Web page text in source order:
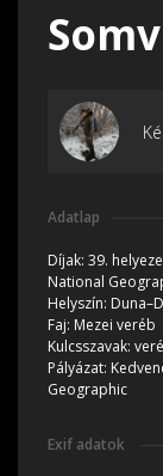
Adatlap
Díjak: 39.
National
Helyszín:
Faj: Mezei veréb
Kulcsszavak:
Pályázat:
Geographic
Exif adatok